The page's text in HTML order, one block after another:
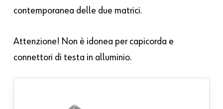
contemporanea delle due matrici.
Attenzione! Non è idonea per capicorda e
connettori di testa in alluminio.